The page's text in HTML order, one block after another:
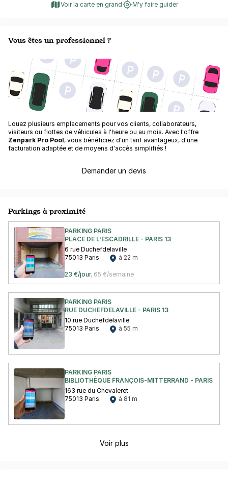
Voir la carte en grand M'y faire guider
Vous êtes un professionnel ?
Louez plusieurs emplacements pour vos clients, collaborateurs,
visiteurs ou flottes de véhicules à l'heure ou au mois. Avec l'offre
Zenpark Pro Pool, vous bénéficiez d'un tarif avantageux, d'une
facturation adaptée et de moyens d'accès simplifiés !
Demander un devis
Parkings à proximité
PARKING PARIS
PLACE DE L'ESCADRILLE - PARIS 13
6 rue Duchefdelaville
75013 Paris
à 22 m
23 €/jour, 65 €/semaine
PARKING PARIS
RUE DUCHEFDELAVILLE - PARIS 13
10 rue Duchefdelaville
75013 Paris
à 55 m
PARKING PARIS
BIBLIOTHÈQUE FRANÇOIS-MITTERRAND - PARIS 13
163 rue du Chevaleret
75013 Paris
à 81 m
Voir plus